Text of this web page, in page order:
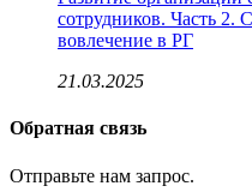
сотрудников. Часть 2.
вовлечение в РГ
21.03.2025
Обратная связь
Отправьте нам запрос.